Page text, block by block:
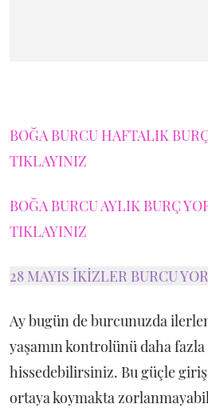
BOĞA BURCU HAFTALIK
TIKLAYINIZ
BOĞA BURCU AYLIK BURÇ
TIKLAYINIZ
28 MAYIS İKİZLER BURCU
Ay bugün de burcunuzda
yaşamın kontrolünü daha
hissedebilirsiniz. Bu güçle
ortaya koymakta